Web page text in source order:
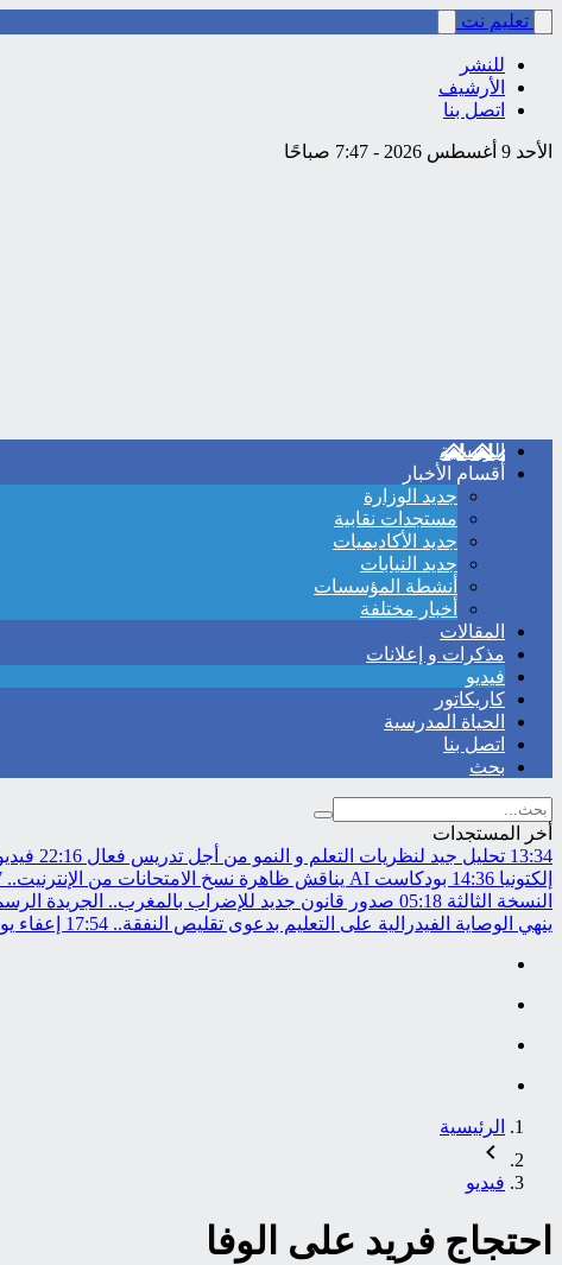
تعليم نت
للنشر
الأرشيف
اتصل بنا
الأحد 9 أغسطس 2026 - 7:47 صباحًا
الرئيسية
أقسام الأخبار
جديد الوزارة
مستجدات نقابية
جديد الأكاديميات
جديد النيابات
أنشطة المؤسسات
أخبار مختلفة
المقالات
مذكرات و إعلانات
فيديو
كاريكاتور
الحياة المدرسية
اتصل بنا
بحث
أخر المستجدات
13:34 تحليل جيد لنظريات التعلم و النمو من أجل تدريس فعال 22:16
إلكتونيا 14:36 بودكاست AI يناقش ظاهرة نسخ الامتحانات من الإنترنيت..
النسخة الثالثة 05:18 صدور قانون جديد للإضراب بالمغرب.. الجريدة
ينهي الوصاية الفيدرالية على التعليم بدعوى تقليص النفقة.. 17:54 إعفاء
الرئيسية
فيديو
احتجاج فريد على الوفا